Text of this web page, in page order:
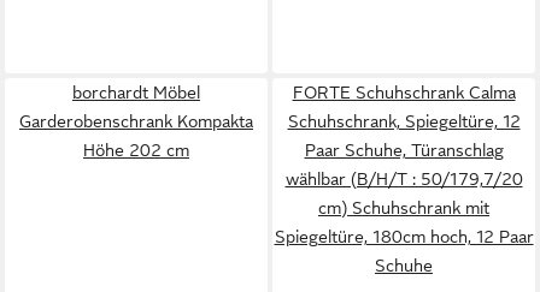
borchardt Möbel
Garderobenschrank Kompakta
Höhe 202 cm
FORTE Schuhschrank Calma
Schuhschrank, Spiegeltüre, 12
Paar Schuhe, Türanschlag
wählbar (B/H/T : 50/179,7/20
cm) Schuhschrank mit
Spiegeltüre, 180cm hoch, 12 Paar
Schuhe